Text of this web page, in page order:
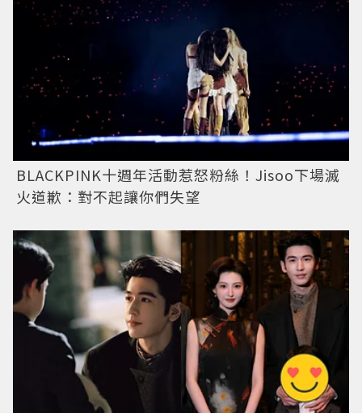
BLACKPINK十週年活動惹怒粉絲！Jisoo下場滅
火道歉：對不起讓你們失望